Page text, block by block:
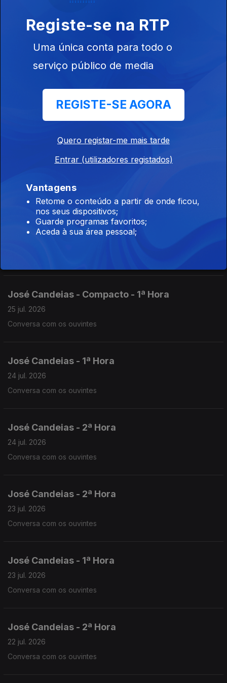
José Candeias - 1ª Hora
28 jul. 2026
José Candeias - 2ª Hora
José Candeias - 1ª Hora
Conversa com os ouvintes
José Candeias - Compacto - 2ª Hora
José Candeias - Compacto - 1ª Hora
25 jul. 2026
Conversa com os ouvintes
José Candeias - 1ª Hora
24 jul. 2026
Conversa com os ouvintes
José Candeias - 2ª Hora
24 jul. 2026
Conversa com os ouvintes
José Candeias - 2ª Hora
23 jul. 2026
Conversa com os ouvintes
José Candeias - 1ª Hora
23 jul. 2026
Conversa com os ouvintes
José Candeias - 2ª Hora
22 jul. 2026
Conversa com os ouvintes
Registe-se na RTP
Uma única conta para todo o
serviço público de media
REGISTE-SE AGORA
Quero registar-me mais tarde
Entrar (utilizadores registados)
Vantagens
Retome o conteúdo a partir de onde ficou,
nos seus dispositivos;
Guarde programas favoritos;
Aceda à sua área pessoal;